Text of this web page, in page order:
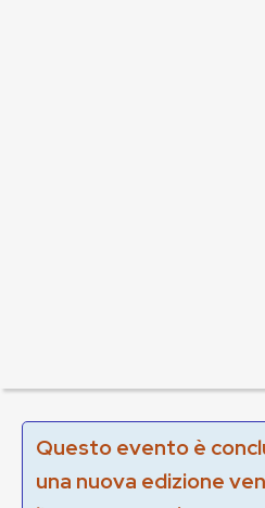
Questo evento è
una nuova edizione